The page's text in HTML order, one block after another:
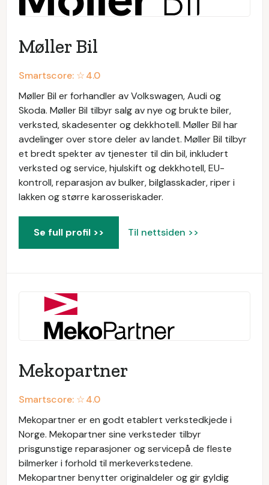
Møller Bil
Smartscore: ☆4.0
Møller Bil er forhandler av Volkswagen, Audi og
Skoda. Møller Bil tilbyr salg av nye og brukte biler,
verksted, skadesenter og dekkhotell. Møller Bil har
avdelinger over store deler av landet. Møller Bil tilbyr
et bredt spekter av tjenester til din bil, inkludert
verksted og service, hjulskift og dekkhotell, EU-
kontroll, reparasjon av bulker, bilglasskader, riper i
lakken og større karosseriskader.
Se full profil >> Til nettsiden >>
Mekopartner
Smartscore: ☆4.0
Mekopartner er en godt etablert verkstedkjede i
Norge. Mekopartner sine verksteder tilbyr
prisgunstige reparasjoner og servicepå de fleste
bilmerker i forhold til merkeverkstedene.
Mekopartner benytter originaldeler og gir gyldig